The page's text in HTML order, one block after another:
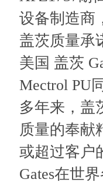
设备制造商
盖茨质量承
美国 盖茨
Mectrol PU
多年来，盖
质量的奉献
或超过客户
Gates在世